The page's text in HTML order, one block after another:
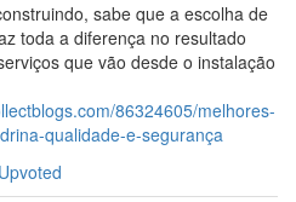
sabe que a escolha de
toda a diferença no resultado
que vão desde o instalação
86324605/melhores-
qualidade-e-segurança